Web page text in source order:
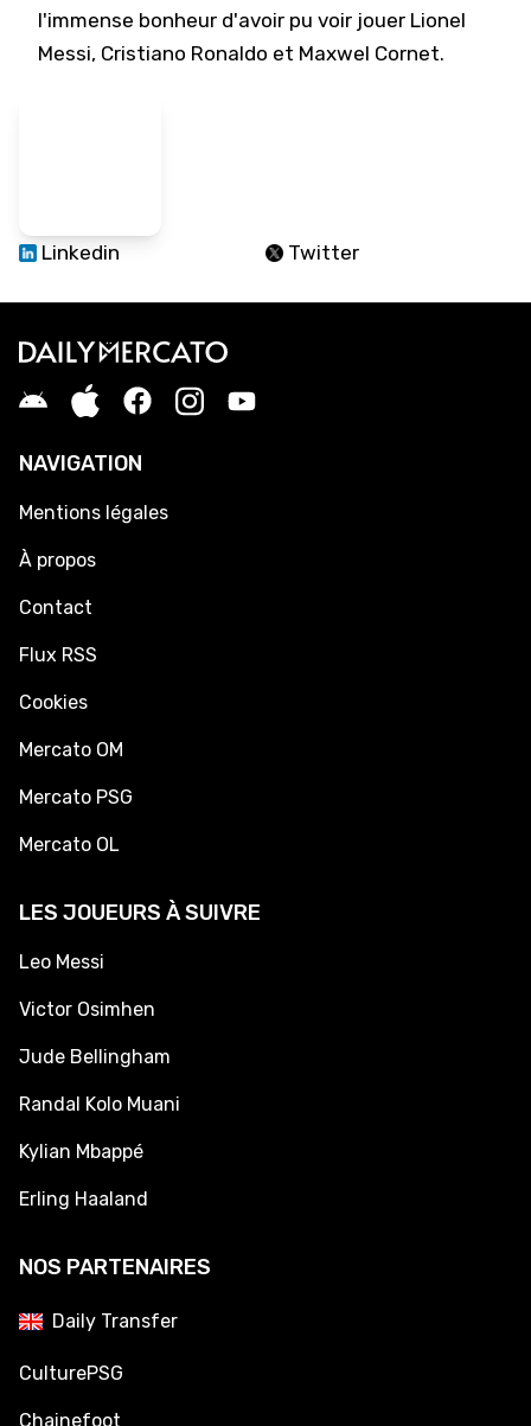
l'immense bonheur d'avoir pu voir jouer Lionel
Messi, Cristiano Ronaldo et Maxwel Cornet.
Linkedin Twitter
NAVIGATION
Mentions légales
À propos
Contact
Flux RSS
Cookies
Mercato OM
Mercato PSG
Mercato OL
LES JOUEURS À SUIVRE
Leo Messi
Victor Osimhen
Jude Bellingham
Randal Kolo Muani
Kylian Mbappé
Erling Haaland
NOS PARTENAIRES
Daily Transfer
CulturePSG
Chainefoot